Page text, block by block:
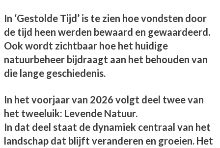
In ‘Gestolde Tijd’ is te zien hoe vondsten door
de tijd heen werden bewaard en gewaardeerd.
Ook wordt zichtbaar hoe het huidige
natuurbeheer bijdraagt aan het behouden van
die lange geschiedenis.
In het voorjaar van 2026 volgt deel twee van
het tweeluik: Levende Natuur.
In dat deel staat de dynamiek centraal van het
landschap dat blijft veranderen en groeien. Het